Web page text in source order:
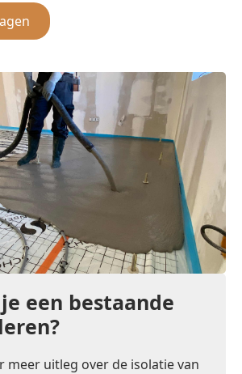
een bestaande
meer uitleg over de isolatie van